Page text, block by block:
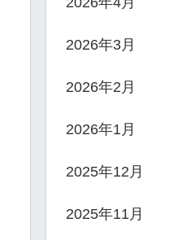
2026年3月
2026年2月
2026年1月
2025年12月
2025年11月